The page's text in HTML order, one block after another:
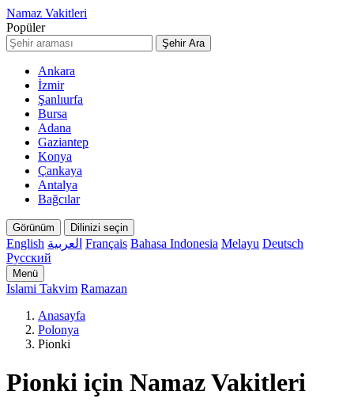
Namaz Vakitleri
Popüler
Şehir Ara
Ankara
İzmir
Şanlıurfa
Bursa
Adana
Gaziantep
Konya
Çankaya
Antalya
Bağcılar
Görünüm Dilinizi seçin
English العربية Français Bahasa Indonesia Melayu Deutsch
Русский
Menü
Islami Takvim Ramazan
Anasayfa
Polonya
Pionki
Pionki için Namaz Vakitleri